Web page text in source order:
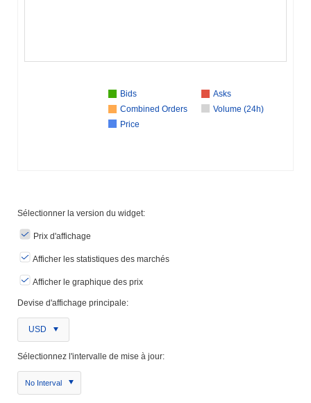
Bids
Asks
Combined Orders
Volume (24h)
Price
Sélectionner la version du widget:
Prix ​​d'affichage
Afficher les statistiques des marchés
Afficher le graphique des prix
Devise d'affichage principale:
USD
Sélectionnez l'intervalle de mise à jour:
No Interval